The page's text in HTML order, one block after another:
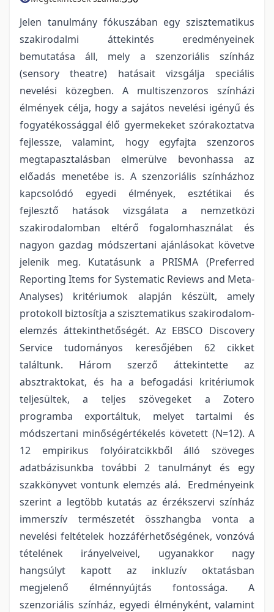
Jelen tanulmány fókuszában egy szisztematikus
szakirodalmi áttekintés eredményeinek
bemutatása áll, mely a szenzoriális színház
(sensory theatre) hatásait vizsgálja speciális
nevelési közegben. A multiszenzoros színházi
élmények célja, hogy a sajátos nevelési igényű és
fogyatékossággal élő gyermekeket szórakoztatva
fejlessze, valamint, hogy egyfajta szenzoros
megtapasztalásban elmerülve bevonhassa az
előadás menetébe is. A szenzoriális színházhoz
kapcsolódó egyedi élmények, esztétikai és
fejlesztő hatások vizsgálata a nemzetközi
szakirodalomban eltérő fogalomhasználat és
nagyon gazdag módszertani ajánlásokat követve
jelenik meg. Kutatásunk a PRISMA (Preferred
Reporting Items for Systematic Reviews and Meta-
Analyses) kritériumok alapján készült, amely
protokoll biztosítja a szisztematikus szakirodalom-
elemzés áttekinthetőségét. Az EBSCO Discovery
Service tudományos keresőjében 62 cikket
találtunk. Három szerző áttekintette az
absztraktokat, és ha a befogadási kritériumok
teljesültek, a teljes szövegeket a Zotero
programba exportáltuk, melyet tartalmi és
módszertani minőségértékelés követett (N=12). A
12 empirikus folyóiratcikkből álló szöveges
adatbázisunkba további 2 tanulmányt és egy
szakkönyvet vontunk elemzés alá. Eredményeink
szerint a legtöbb kutatás az érzékszervi színház
immerszív természetét összhangba vonta a
nevelési feltételek hozzáférhetőségének, vonzóvá
tételének irányelveivel, ugyanakkor nagy
hangsúlyt kapott az inkluzív oktatásban
megjelenő élménnyújtás fontossága. A
szenzoriális színház, egyedi élményként, valamint